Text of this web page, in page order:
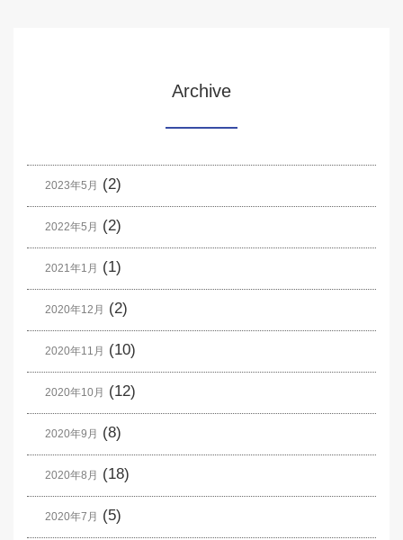
Archive
2023年5月 (2)
2022年5月 (2)
2021年1月 (1)
2020年12月 (2)
2020年11月 (10)
2020年10月 (12)
2020年9月 (8)
2020年8月 (18)
2020年7月 (5)